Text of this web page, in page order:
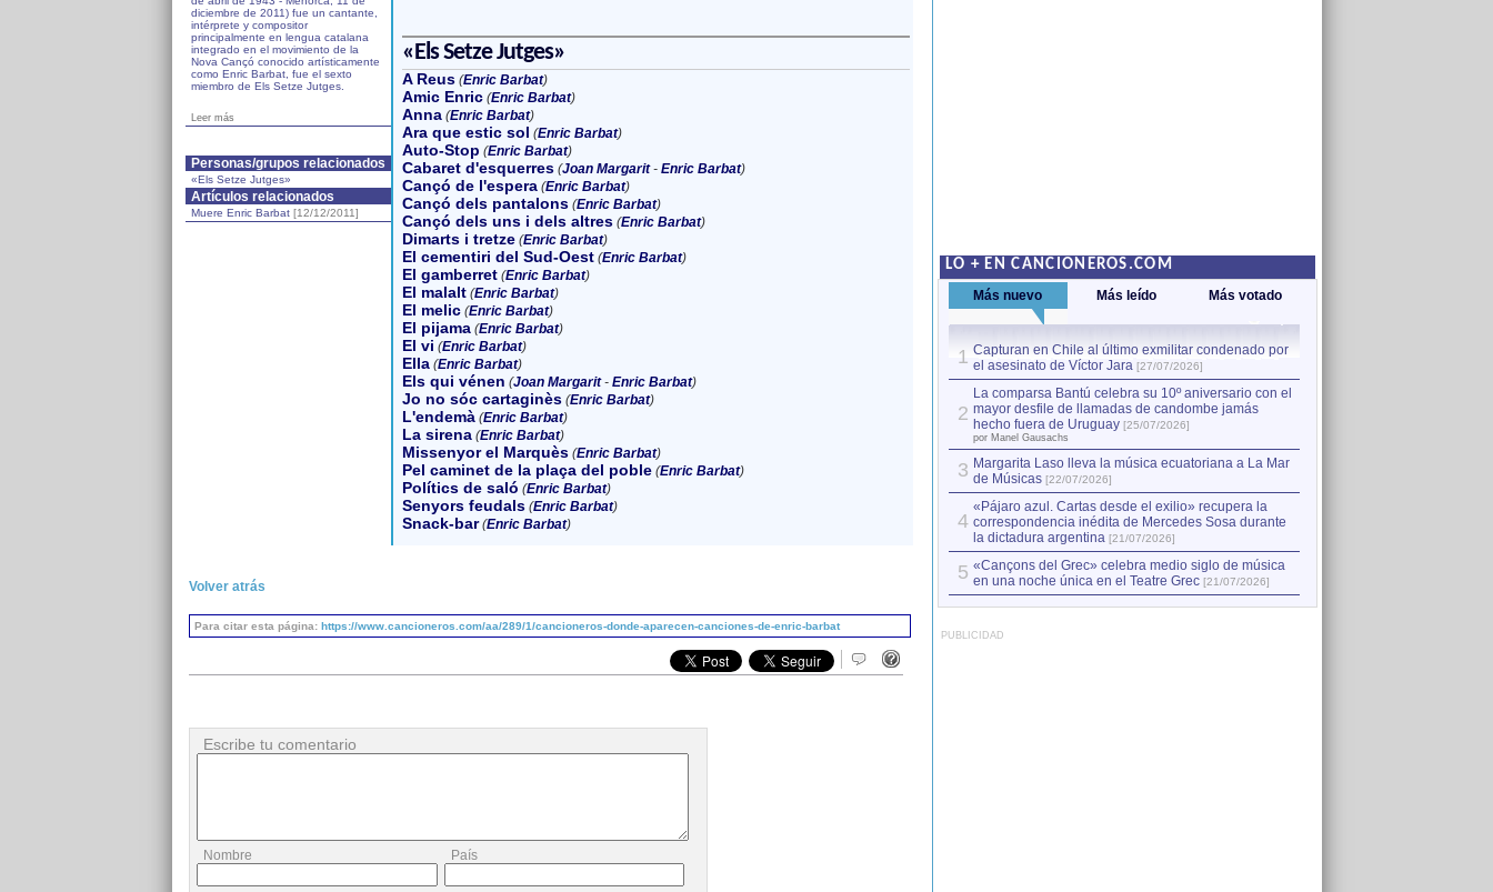
diciembre de 2011) fue un cantante,
intérprete y compositor
principalmente en lengua catalana
integrado en el movimiento de la
Nova Cançó conocido artísticamente
como Enric Barbat, fue el sexto
miembro de Els Setze Jutges.
Leer más
Personas/grupos relacionados
«Els Setze Jutges»
Artículos relacionados
Muere Enric Barbat [12/12/2011]
«Els Setze Jutges»
A Reus (Enric Barbat)
Amic Enric (Enric Barbat)
Anna (Enric Barbat)
Ara que estic sol (Enric Barbat)
Auto-Stop (Enric Barbat)
Cabaret d'esquerres (Joan Margarit- Enric Barbat)
Cançó de l'espera (Enric Barbat)
Cançó dels pantalons (Enric Barbat)
Cançó dels uns i dels altres (Enric Barbat)
Dimarts i tretze (Enric Barbat)
El cementiri del Sud-Oest (Enric Barbat)
El gamberret (Enric Barbat)
El malalt (Enric Barbat)
El melic (Enric Barbat)
El pijama (Enric Barbat)
El vi (Enric Barbat)
Ella (Enric Barbat)
Els qui vénen (Joan Margarit- Enric Barbat)
Jo no sóc cartaginès (Enric Barbat)
L'endemà (Enric Barbat)
La sirena (Enric Barbat)
Missenyor el Marquès (Enric Barbat)
Pel caminet de la plaça del poble (Enric Barbat)
Polítics de saló (Enric Barbat)
Senyors feudals (Enric Barbat)
Snack-bar (Enric Barbat)
Volver atrás
Para citar esta página: https://www.cancioneros.com/aa/289/1/cancioneros-donde-aparecen-canciones-de-enric-barbat
Escribe tu comentario
Nombre País
LO + EN CANCIONEROS.COM
Más nuevo Más leído Más votado
1 Capturan en Chile al último exmilitar condenado por
el asesinato de Víctor Jara [27/07/2026]
2
La comparsa Bantú celebra su 10º aniversario con el
mayor desfile de llamadas de candombe jamás
hecho fuera de Uruguay [25/07/2026]
por Manel Gausachs
3 Margarita Laso lleva la música ecuatoriana a La Mar
de Músicas [22/07/2026]
4
«Pájaro azul. Cartas desde el exilio» recupera la
correspondencia inédita de Mercedes Sosa durante
la dictadura argentina [21/07/2026]
5 «Cançons del Grec» celebra medio siglo de música
en una noche única en el Teatre Grec [21/07/2026]
PUBLICIDAD